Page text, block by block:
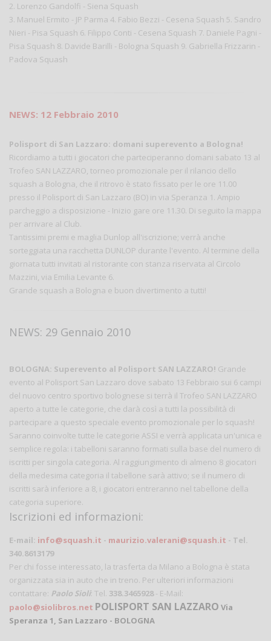
2. Lorenzo Gandolfi - Siena Squash
3. Manuel Ermito - JP Parma 4. Fabio Bezzi - Cesena Squash 5. Sandro
Nieri - Pisa Squash 6. Filippo Conti - Cesena Squash 7. Daniele Pagni -
Pisa Squash 8. Davide Barilli - Bologna Squash 9. Gabriella Frizzarin -
Padova Squash
NEWS: 12 Febbraio 2010
Polisport di San Lazzaro: domani superevento a Bologna!
Ricordiamo a tutti i giocatori che parteciperanno domani sabato 13 al
Trofeo SAN LAZZARO, torneo promozionale per il rilancio dello
squash a Bologna, che il ritrovo è stato fissato per le ore 11.00
presso il Polisport di San Lazzaro (BO) in via Speranza 1. Ampio
parcheggio a disposizione - Inizio gare ore 11.30. Di seguito la mappa
per arrivare al Club.
Tantissimi premi e maglia Dunlop all'iscrizione; verrà anche
sorteggiata una racchetta DUNLOP durante l'evento. Al termine della
giornata tutti invitati al ristorante con stanza riservata al Circolo
Mazzini, via Emilia Levante 6.
Grande squash a Bologna e buon divertimento a tutti!
NEWS: 29 Gennaio 2010
BOLOGNA: Superevento al Polisport SAN LAZZARO! Grande
evento al Polisport San Lazzaro dove sabato 13 Febbraio sui 6 campi
del nuovo centro sportivo bolognese si terrà il Trofeo SAN LAZZARO
aperto a tutte le categorie, che darà così a tutti la possibilità di
partecipare a questo speciale evento promozionale per lo squash!
Saranno coinvolte tutte le categorie ASSI e verrà applicata un'unica e
semplice regola: i tabelloni saranno formati sulla base del numero di
iscritti per singola categoria. Al raggiungimento di almeno 8 giocatori
della medesima categoria il tabellone sarà attivo; se il numero di
iscritti sarà inferiore a 8, i giocatori entreranno nel tabellone della
categoria superiore.
Iscrizioni ed informazioni:
E-mail: info@squash.it - maurizio.valerani@squash.it - Tel.
340.8613179
Per chi fosse interessato, la trasferta da Milano a Bologna è stata
organizzata sia in auto che in treno. Per ulteriori informazioni
contattare: Paolo Sioli: Tel. 338.3465928- E-Mail:
paolo@siolibros.net POLISPORT SAN LAZZARO Via
Speranza 1, San Lazzaro - BOLOGNA